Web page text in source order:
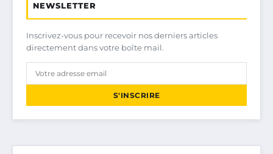
NEWSLETTER
Inscrivez-vous pour recevoir nos derniers articles
directement dans votre boîte mail.
S'INSCRIRE